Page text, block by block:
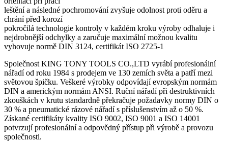
leštění a následné pochromování zvyšuje odolnost proti oděru a
chrání před korozí
pokročilá technologie kontroly v každém kroku výroby odhaluje i
nejdrobnější odchylky a zaručuje maximální možnou kvalitu
vyhovuje normě DIN 3124, certifikát ISO 2725-1
Společnost KING TONY TOOLS CO.,LTD vyrábí profesionální
nářadí od roku 1984 s prodejem ve 130 zemích světa a patří mezi
světovou špičku. Veškeré výrobky odpovídají evropským normám
DIN a americkým normám ANSI. Ruční nářadí při destruktivních
zkouškách v krutu standardně překračuje požadavky normy DIN o
30 % a pneumatické rázové nářadí s příslušenstvím až o 50 %.
Získané certifikáty kvality ISO 9002, ISO 9001 a ISO 14001
potvrzují profesionální a odpovědný přístup při výrobě a provozu
společnosti.